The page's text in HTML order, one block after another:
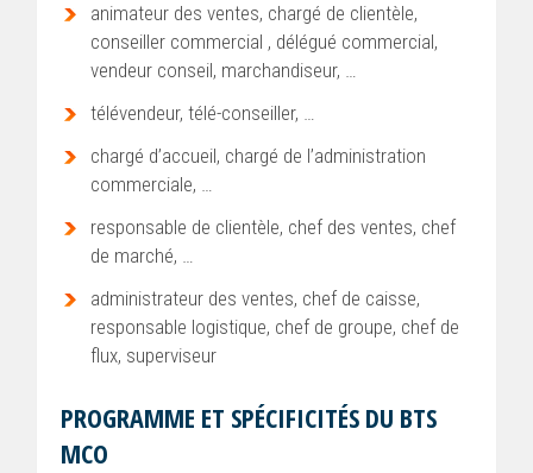
animateur des ventes, chargé de clientèle,
conseiller commercial , délégué commercial,
vendeur conseil, marchandiseur, …
télévendeur, télé-conseiller, …
chargé d’accueil, chargé de l’administration
commerciale, …
responsable de clientèle, chef des ventes, chef
de marché, …
administrateur des ventes, chef de caisse,
responsable logistique, chef de groupe, chef de
flux, superviseur
PROGRAMME ET SPÉCIFICITÉS DU BTS
MCO